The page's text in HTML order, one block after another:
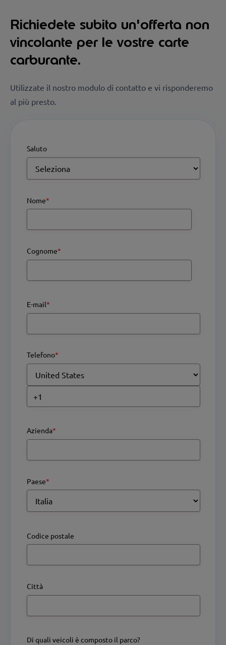
Richiedete subito un'offerta non
vincolante per le vostre carte
carburante.
Utilizzate il nostro modulo di contatto e vi risponderemo
al più presto.
Saluto
Nome*
Cognome*
E-mail*
Telefono*
Azienda*
Paese*
Codice postale
Città
Di quali veicoli è composto il parco?